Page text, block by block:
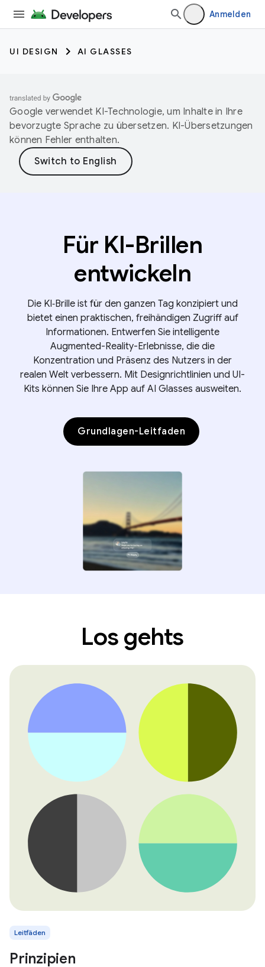
Anmelden
UI DESIGN AI GLASSES
Google verwendet KI-Technologie, um Inhalte in Ihre
bevorzugte Sprache zu übersetzen. KI-Übersetzungen
können Fehler enthalten.
Für KI-Brillen
entwickeln
Die KI‑Brille ist für den ganzen Tag konzipiert und
bietet einen praktischen, freihändigen Zugriff auf
Informationen. Entwerfen Sie intelligente
Augmented-Reality-Erlebnisse, die die
Konzentration und Präsenz des Nutzers in der
realen Welt verbessern. Mit Designrichtlinien und UI-
Kits können Sie Ihre App auf AI Glasses ausweiten.
Grundlagen-Leitfaden
Los gehts
Leitfäden
Prinzipien